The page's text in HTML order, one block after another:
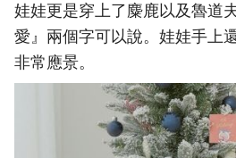
娃娃更是穿上了麋鹿以及魯道
愛』兩個字可以說。娃娃手上
非常應景。